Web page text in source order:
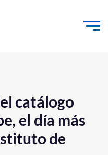
catálogo
el día más
de